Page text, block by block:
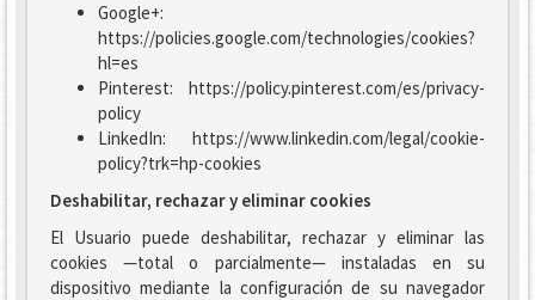
Google+:
https://policies.google.com/technologies/cookies?
hl=es
Pinterest: https://policy.pinterest.com/es/privacy-
policy
LinkedIn: https://www.linkedin.com/legal/cookie-
policy?trk=hp-cookies
Deshabilitar, rechazar y eliminar cookies
El Usuario puede deshabilitar, rechazar y eliminar las
cookies —total o parcialmente— instaladas en su
dispositivo mediante la configuración de su navegador